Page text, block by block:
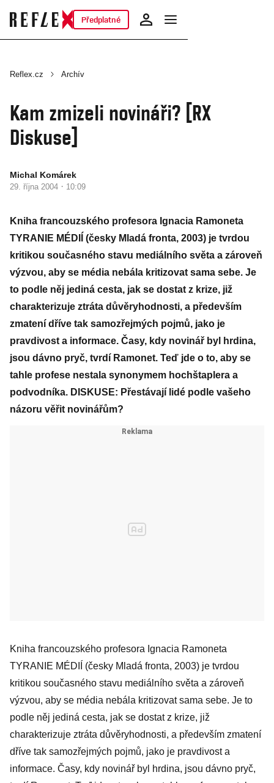
Předplatné
Reflex.cz Archív
Kam zmizeli novináři? [RX
Diskuse]
Michal Komárek
29. října 2004 · 10:09
Kniha francouzského profesora Ignacia Ramoneta
TYRANIE MÉDIÍ (česky Mladá fronta, 2003) je tvrdou
kritikou současného stavu mediálního světa a zároveň
výzvou, aby se média nebála kritizovat sama sebe. Je
to podle něj jediná cesta, jak se dostat z krize, již
charakterizuje ztráta důvěryhodnosti, a především
zmatení dříve tak samozřejmých pojmů, jako je
pravdivost a informace. Časy, kdy novinář byl hrdina,
jsou dávno pryč, tvrdí Ramonet. Teď jde o to, aby se
tahle profese nestala synonymem hochštaplera a
podvodníka. DISKUSE: Přestávají lidé podle vašeho
názoru věřit novinářům?
Kniha francouzského profesora Ignacia Ramoneta
TYRANIE MÉDIÍ (česky Mladá fronta, 2003) je tvrdou
kritikou současného stavu mediálního světa a zároveň
výzvou, aby se média nebála kritizovat sama sebe. Je to
podle něj jediná cesta, jak se dostat z krize, již
charakterizuje ztráta důvěryhodnosti, a především zmatení
dříve tak samozřejmých pojmů, jako je pravdivost a
informace. Časy, kdy novinář byl hrdina, jsou dávno pryč,